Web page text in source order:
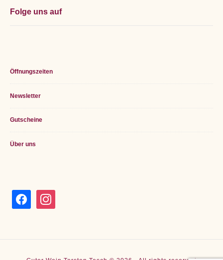
Öffnungszeiten
Newsletter
Gutscheine
Über uns
Folge uns auf
facebook instagram